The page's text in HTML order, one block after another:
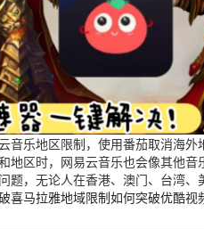
音乐地区限制，使用番茄取消海
地区时，网易云音乐也会像其他
题，无论人在香港、澳门、台湾
喜马拉雅地域限制 如何突破优酷视